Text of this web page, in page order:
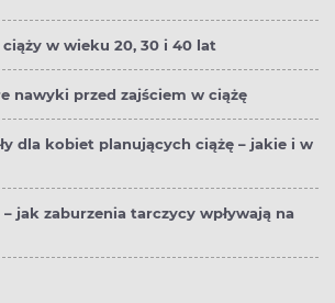
w wieku 20, 30 i 40 lat
nawyki przed zajściem w ciążę
dla kobiet planujących ciążę – jakie i w
jak zaburzenia tarczycy wpływają na